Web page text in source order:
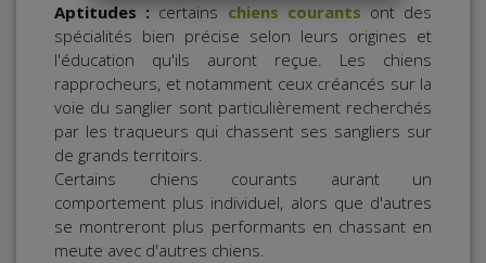
Aptitudes : certains chiens courants ont des
spécialités bien précise selon leurs origines et
l'éducation qu'ils auront reçue. Les chiens
rapprocheurs, et notamment ceux créancés sur la
voie du sanglier sont particulièrement recherchés
par les traqueurs qui chassent ses sangliers sur
de grands territoirs.
Certains chiens courants aurant un
comportement plus individuel, alors que d'autres
se montreront plus performants en chassant en
meute avec d'autres chiens.